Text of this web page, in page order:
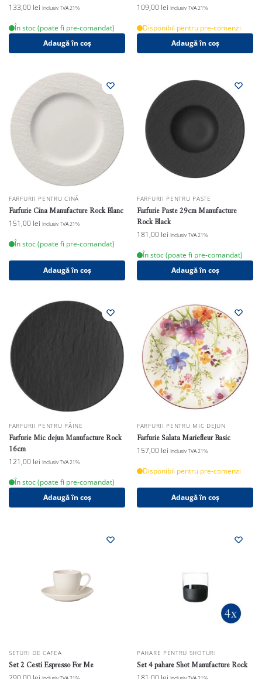
133,00 lei Inclusiv TVA 21%
În stoc (poate fi pre-comandat)
Adaugă în coș
109,00 lei Inclusiv TVA 21%
Disponibil pentru pre-comenzi
Adaugă în coș
FARFURII PENTRU CINĂ
Farfurie Cina Manufacture Rock Blanc
151,00 lei Inclusiv TVA 21%
În stoc (poate fi pre-comandat)
Adaugă în coș
FARFURII PENTRU PASTE
Farfurie Paste 29cm Manufacture
Rock Black
181,00 lei Inclusiv TVA 21%
În stoc (poate fi pre-comandat)
Adaugă în coș
FARFURII PENTRU PÂINE
Farfurie Mic dejun Manufacture Rock
16cm
121,00 lei Inclusiv TVA 21%
În stoc (poate fi pre-comandat)
Adaugă în coș
FARFURII PENTRU MIC DEJUN
Farfurie Salata Mariefleur Basic
157,00 lei Inclusiv TVA 21%
Disponibil pentru pre-comenzi
Adaugă în coș
SETURI DE CAFEA
Set 2 Cesti Espresso For Me
PAHARE PENTRU SHOTURI
Set 4 pahare Shot Manufacture Rock